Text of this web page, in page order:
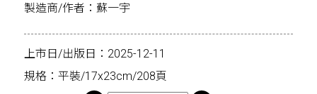
製造商/作者：蘇一宇
上市日/出版日：2025-12-11
規格：平裝/17x23cm/208頁